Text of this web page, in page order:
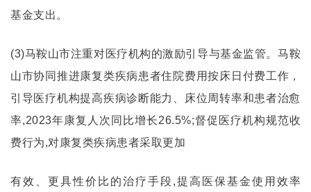
基金支出。
(3)马鞍山市注重对医疗机构的激励引导与基金监管。马鞍
山市协同推进康复类疾病患者住院费用按床日付费工作，
引导医疗机构提高疾病诊断能力、床位周转率和患者治愈
率,2023年康复人次同比增长26.5%;督促医疗机构规范收
费行为,对康复类疾病患者采取更加
有效、更具性价比的治疗手段,提高医保基金使用效率